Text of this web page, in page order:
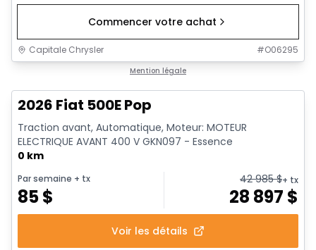
Commencer votre achat
Capitale Chrysler #O06295
Mention légale
2026 Fiat 500E Pop
Traction avant, Automatique, Moteur: MOTEUR
ELECTRIQUE AVANT 400 V GKN097 - Essence
0 km
Par semaine + tx
85$
42 985$+ tx
28 897 $
Voir les détails